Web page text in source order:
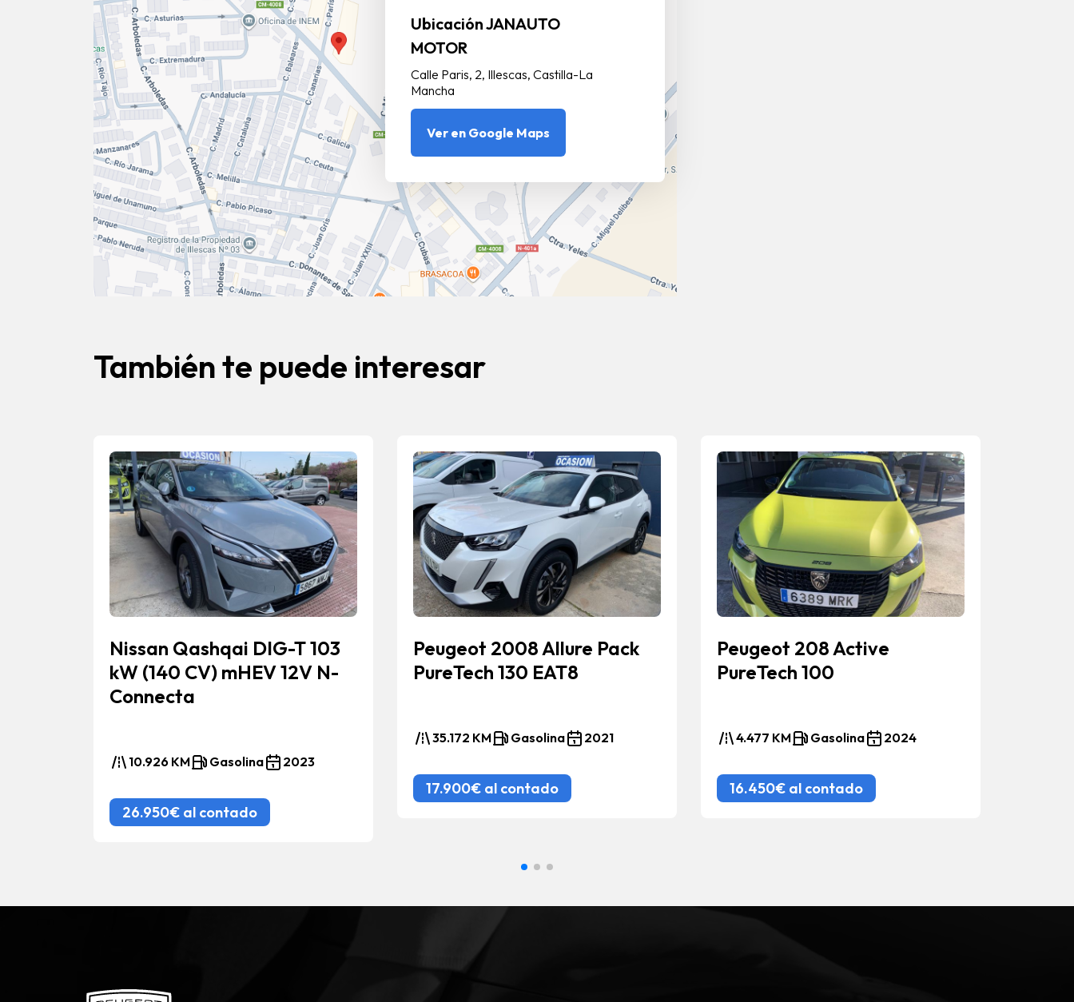
Ubicación JANAUTO
MOTOR
Calle Paris, 2, Illescas, Castilla-La
Mancha
Ver en Google Maps
También te puede interesar
Nissan Qashqai DIG-T 103
kW (140 CV) mHEV 12V N-
Connecta
10.926 KM Gasolina 2023
26.950€ al contado
Peugeot 2008 Allure Pack
PureTech 130 EAT8
35.172 KM Gasolina 2021
17.900€ al contado
Peugeot 208 Active
PureTech 100
4.477 KM Gasolina 2024
16.450€ al contado